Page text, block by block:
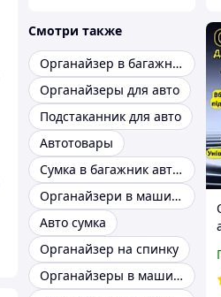
Смотри также
Органайзер в багажник автомобиля
Органайзеры для авто
Подстаканник для авто
Автотовары
Сумка в багажник автомобиля
Органайзери в машину
Авто сумка
Органайзер на спинку
Органайзеры в машину